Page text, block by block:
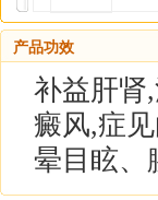
产品功效
补益肝肾
癜风,症
晕目眩、